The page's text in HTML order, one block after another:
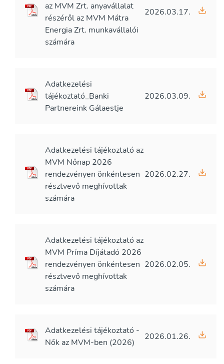
az MVM Zrt. anyavállalat
részéről az MVM Mátra
Energia Zrt. munkavállalói
számára
2026.03.17.
Adatkezelési
tájékoztató_Banki
Partnereink Gálaestje
2026.03.09.
Adatkezelési tájékoztató az
MVM Nőnap 2026
rendezvényen önkéntesen
résztvevő meghívottak
számára
2026.02.27.
Adatkezelési tájékoztató az
MVM Príma Díjátadó 2026
rendezvényen önkéntesen
résztvevő meghívottak
számára
2026.02.05.
Adatkezelési tájékoztató -
Nők az MVM-ben (2026)
2026.01.26.